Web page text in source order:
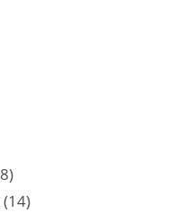
88
proizvoda
1414